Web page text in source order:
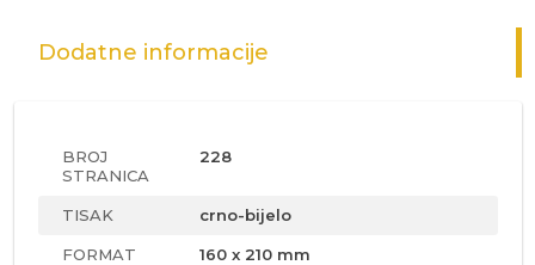
Dodatne informacije
BROJ
STRANICA
228
TISAK crno-bijelo
FORMAT 160 x 210 mm